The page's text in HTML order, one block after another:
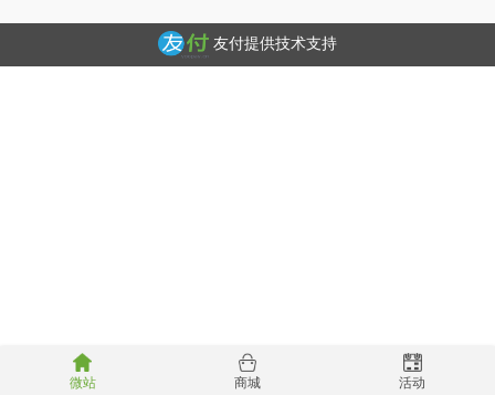
友付提供技术支持
微站 商城 活动